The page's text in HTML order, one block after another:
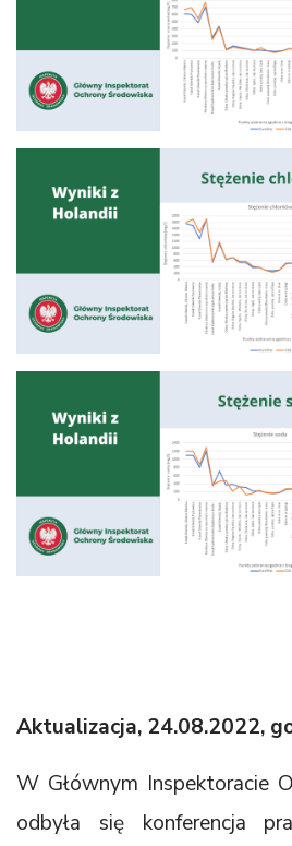
Aktualizacja, 24.08.2022,
W Głównym Inspektoracie
odbyła się konferencja